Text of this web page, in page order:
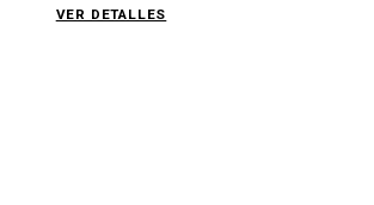
VER DETALLES